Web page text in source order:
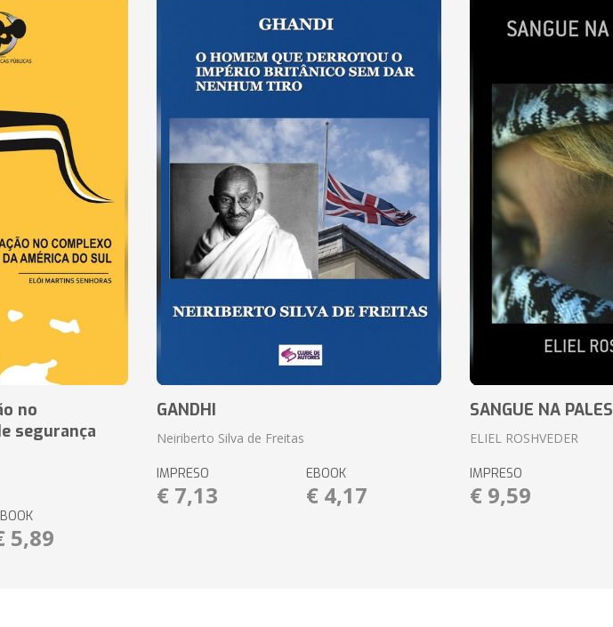
no
segurança
5,89
GANDHI
Neiriberto Silva de Freitas
IMPRESO
€ 7,13
EBOOK
€ 4,17
SANGUE NA
ELIEL ROSHVEDER
IMPRESO
€ 9,59